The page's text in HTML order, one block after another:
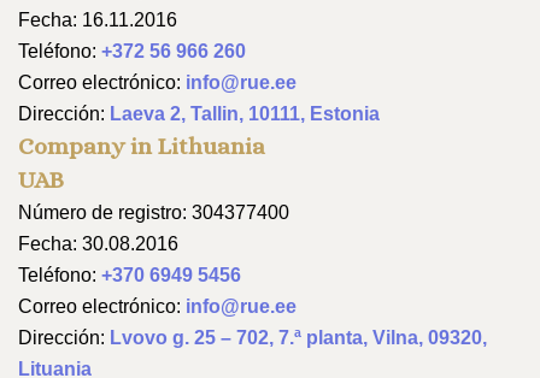
Fecha: 16.11.2016
Teléfono: +372 56 966 260
Correo electrónico: info@rue.ee
Dirección: Laeva 2, Tallin, 10111, Estonia
Company in Lithuania
UAB
Número de registro: 304377400
Fecha: 30.08.2016
Teléfono: +370 6949 5456
Correo electrónico: info@rue.ee
Dirección: Lvovo g. 25 – 702, 7.ª planta, Vilna, 09320,
Lituania